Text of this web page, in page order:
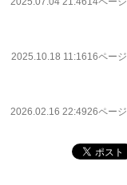
2025.10.18 11:1616ページ
2026.02.16 22:4926ページ